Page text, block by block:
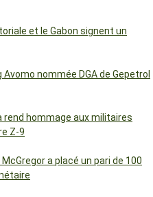
et le Gabon signent un
nommée DGA de Gepetrol
rend hommage aux militaires
Z-9
a placé un pari de 100